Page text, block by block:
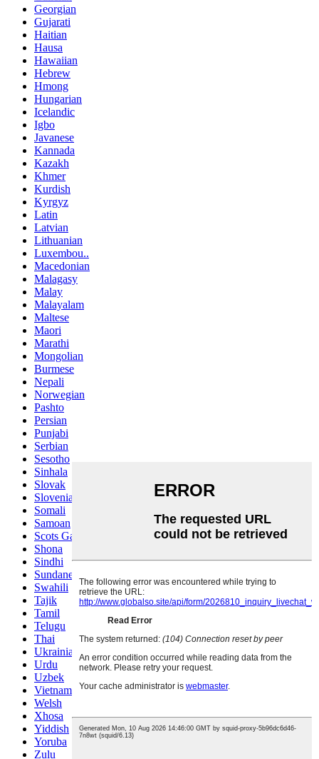
Georgian
Gujarati
Haitian
Hausa
Hawaiian
Hebrew
Hmong
Hungarian
Icelandic
Igbo
Javanese
Kannada
Kazakh
Khmer
Kurdish
Kyrgyz
Latin
Latvian
Lithuanian
Luxembou..
Macedonian
Malagasy
Malay
Malayalam
Maltese
Maori
Marathi
Mongolian
Burmese
Nepali
Norwegian
Pashto
Persian
Punjabi
Serbian
Sesotho
Sinhala
Slovak
Slovenian
Somali
Samoan
Scots Gaelic
Shona
Sindhi
Sundanese
Swahili
Tajik
Tamil
Telugu
Thai
Ukrainian
Urdu
Uzbek
Vietnamese
Welsh
Xhosa
Yiddish
Yoruba
Zulu